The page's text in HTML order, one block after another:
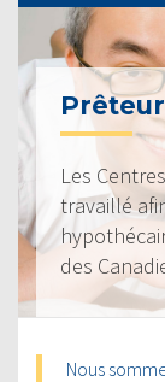
Les
travaillé
des
Nous